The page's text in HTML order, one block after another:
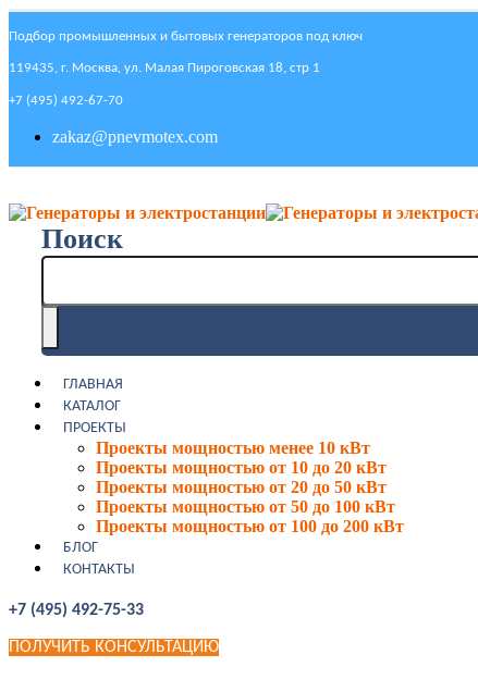
Подбор промышленных и бытовых генераторов под ключ
119435, г. Москва, ул. Малая Пироговская 18, стр 1
+7 (495) 492-67-70
zakaz@pnevmotex.com
Поиск
ГЛАВНАЯ
КАТАЛОГ
ПРОЕКТЫ
Проекты мощностью менее 10 кВт
Проекты мощностью от 10 до 20 кВт
Проекты мощностью от 20 до 50 кВт
Проекты мощностью от 50 до 100 кВт
Проекты мощностью от 100 до 200 кВт
БЛОГ
КОНТАКТЫ
+7 (495) 492-75-33
ПОЛУЧИТЬ КОНСУЛЬТАЦИЮ